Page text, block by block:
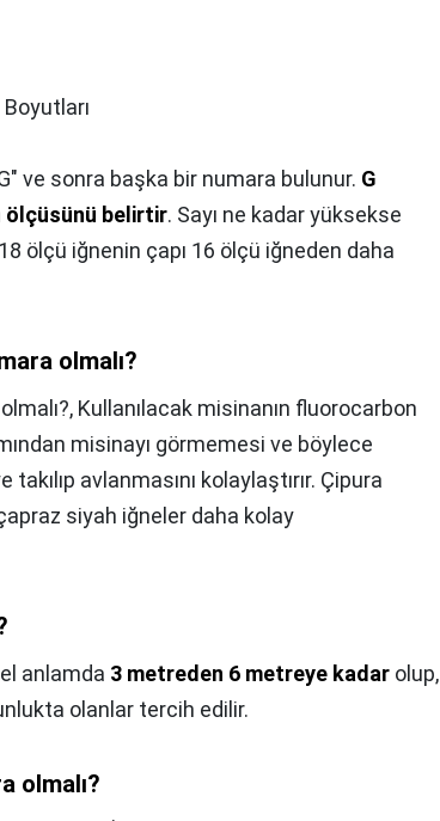
ve sonra başka bir numara bulunur. G
ölçüsünü belirtir. Sayı ne kadar yüksekse
ölçü iğnenin çapı 16 ölçü iğneden daha
olmalı?
Kullanılacak misinanın fluorocarbon
misinayı görmemesi ve böylece
avlanmasını kolaylaştırır. Çipura
siyah iğneler daha kolay
anlamda 3 metreden 6 metreye kadar olup,
olanlar tercih edilir.
olmalı?